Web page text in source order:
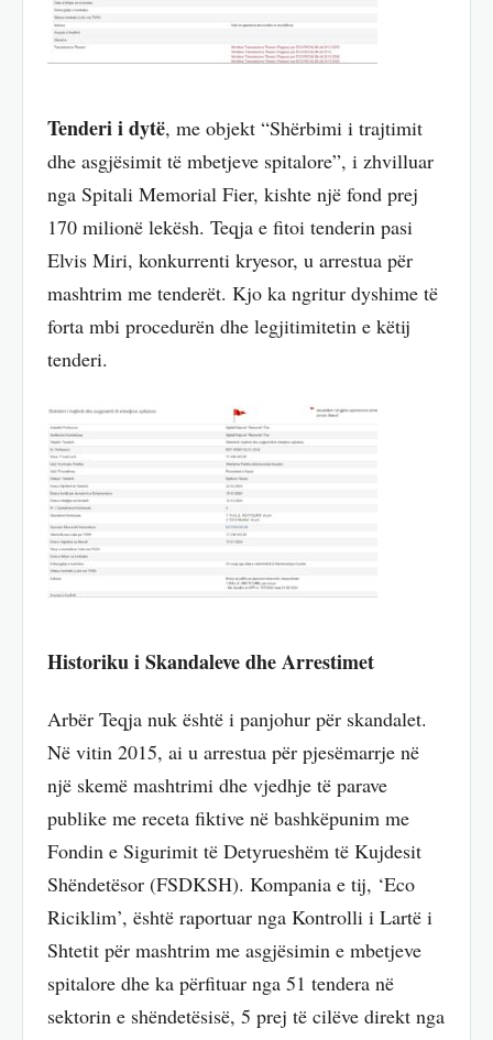
Tenderi i dytë, me objekt “Shërbimi i trajtimit
dhe asgjësimit të mbetjeve spitalore”, i zhvilluar
nga Spitali Memorial Fier, kishte një fond prej
170 milionë lekësh. Teqja e fitoi tenderin pasi
Elvis Miri, konkurrenti kryesor, u arrestua për
mashtrim me tenderët. Kjo ka ngritur dyshime të
forta mbi procedurën dhe legjitimitetin e këtij
tenderi.
Historiku i Skandaleve dhe Arrestimet
Arbër Teqja nuk është i panjohur për skandalet.
Në vitin 2015, ai u arrestua për pjesëmarrje në
një skemë mashtrimi dhe vjedhje të parave
publike me receta fiktive në bashkëpunim me
Fondin e Sigurimit të Detyrueshëm të Kujdesit
Shëndetësor (FSDKSH). Kompania e tij, ‘Eco
Riciklim’, është raportuar nga Kontrolli i Lartë i
Shtetit për mashtrim me asgjësimin e mbetjeve
spitalore dhe ka përfituar nga 51 tendera në
sektorin e shëndetësisë, 5 prej të cilëve direkt nga